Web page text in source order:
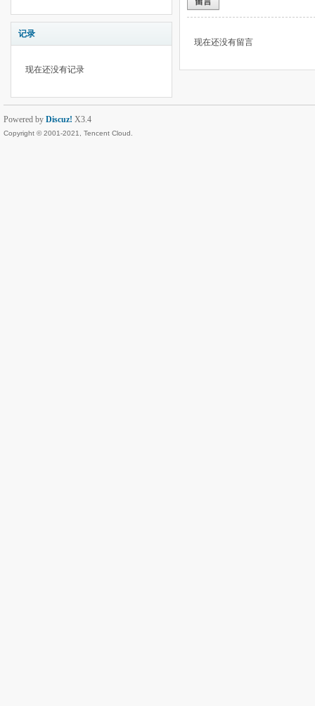
记录
现在还没有记录
现在还没有留言
Powered by Discuz! X3.4
Copyright © 2001-2021, Tencent Cloud.